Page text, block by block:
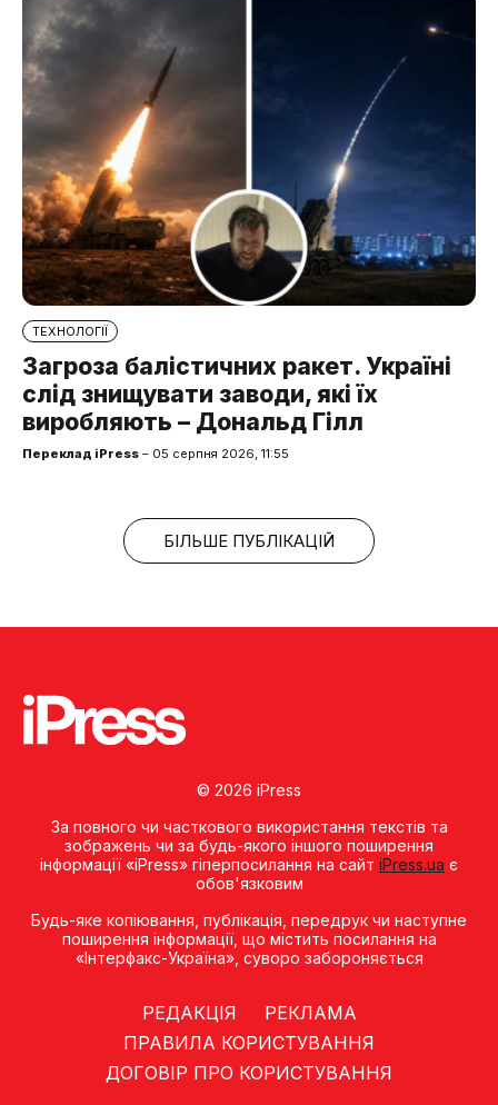
ТЕХНОЛОГІЇ
Загроза балістичних ракет. Україні
слід знищувати заводи, які їх
виробляють – Дональд Гілл
Переклад iPress – 05 серпня 2026, 11:55
БІЛЬШЕ ПУБЛІКАЦІЙ
© 2026 iPress
За повного чи часткового використання текстів та
зображень чи за будь-якого іншого поширення
інформації «iPress» гіперпосилання на сайт iPress.ua є
обов'язковим
Будь-яке копiювання, публiкацiя, передрук чи наступне
поширення iнформацiї, що мiстить посилання на
«Iнтерфакс-Україна», суворо забороняється
РЕДАКЦІЯ
РЕКЛАМА
ПРАВИЛА КОРИСТУВАННЯ
ДОГОВІР ПРО КОРИСТУВАННЯ